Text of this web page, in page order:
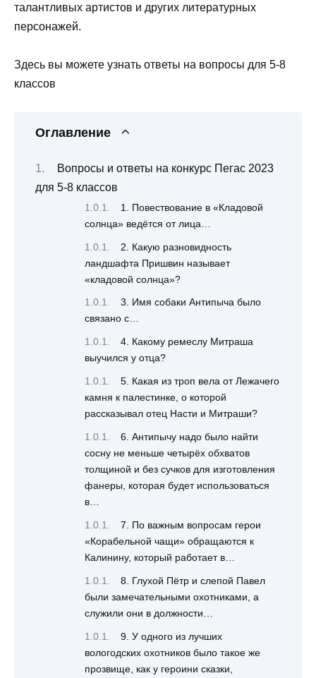
талантливых артистов и других лите­ратурных
персонажей.
Здесь вы можете узнать ответы на вопросы для 5-8
классов
Оглавление
Вопросы и ответы на конкурс Пегас 2023
для 5-8 классов
1. Повествование в «Кладовой
солнца» ведётся от лица…
2. Какую разновидность
ландшафта Пришвин называет
«кладовой солнца»?
3. Имя собаки Антипыча было
связано с…
4. Какому ремеслу Митраша
выучился у отца?
5. Какая из троп вела от Лежачего
камня к палестинке, о которой
рассказывал отец Насти и Митраши?
6. Антипычу надо было найти
сосну не меньше четырёх обхватов
толщиной и без сучков для изготовления
фанеры, которая будет использоваться
в…
7. По важным вопросам герои
«Корабельной чащи» обращаются к
Калинину, который работает в…
8. Глухой Пётр и слепой Павел
были замечательными охотниками, а
служили они в должности…
9. У одного из лучших
вологодских охотников было такое же
прозвище, как у героини сказки,